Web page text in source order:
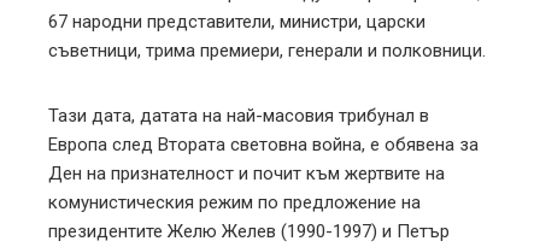
67 народни представители, министри, царски
съветници, трима премиери, генерали и полковници.
Тази дата, датата на най-масовия трибунал в
Европа след Втората световна война, е обявена за
Ден на признателност и почит към жертвите на
комунистическия режим по предложение на
президентите Желю Желев (1990-1997) и Петър